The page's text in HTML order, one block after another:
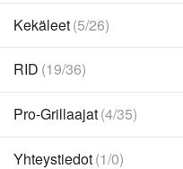
Kekäleet(5/26)
RID (19/36)
Pro-Grillaajat(4/35)
Yhteystiedot(1/0)